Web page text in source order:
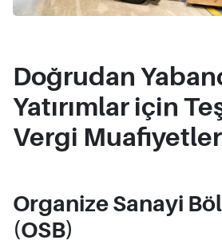
Doğrudan
Yatırımlar için
Vergi
Organize Sanayi
(OSB)